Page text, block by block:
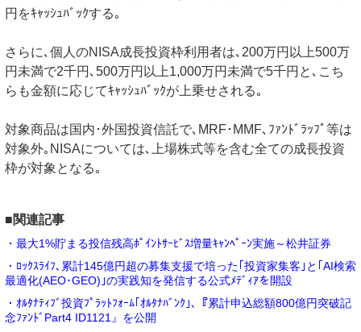
円をｷｬｯｼｭﾊﾞｯｸする｡
さらに､個人のNISA成長投資枠利用者は､200万円以上500万
円未満で2千円､500万円以上1,000万円未満で5千円と､こち
らも金額に応じてｷｬｯｼｭﾊﾞｯｸが上乗せされる｡
対象商品は国内･外国投資信託で､MRF･MMF､ﾌｧﾝﾄﾞﾗｯﾌﾟ等は
対象外｡NISAについては､上場株式等を含む全ての成長投資
枠が対象となる｡
■関連記事
・最大1%貯まる投信残高ﾎﾟｲﾝﾄｻｰﾋﾞｽ増量ｷｬﾝﾍﾟｰﾝ実施～松井証券
・ﾛｯｸｽﾗｲﾌ､累計145億円超の募集支援で培った｢投資家集客｣と｢AI検索
最適化(AEO･GEO)｣の実践知を発信する公式ﾒﾃﾞｨｱを開設
・ｵﾙﾀﾅﾃｨﾌﾞ投資ﾌﾟﾗｯﾄﾌｫｰﾑ｢ｵﾙﾀﾅﾊﾞﾝｸ｣､『累計申込総額800億円突破記
念ﾌｧﾝﾄﾞPart4 ID1121』を公開